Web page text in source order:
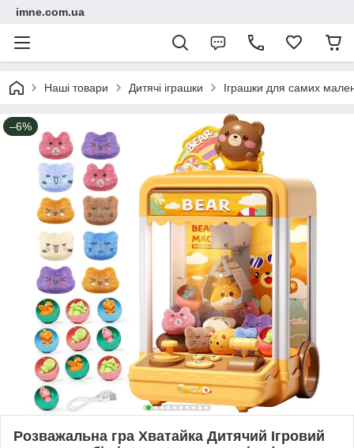
imne.com.ua
Наші товари Дитячі іграшки Іграшки для самих
–6%
Розважальна гра Хватайка Дитячий Ігровий